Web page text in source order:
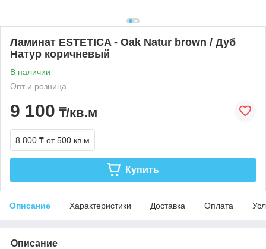
Ламинат ESTETICA - Oak Natur brown / Дуб
Натур коричневый
В наличии
Опт и розница
9 100 ₸/кв.м
8 800 ₸ от 500 кв.м
Купить
Описание Характеристики Доставка Оплата
Описание